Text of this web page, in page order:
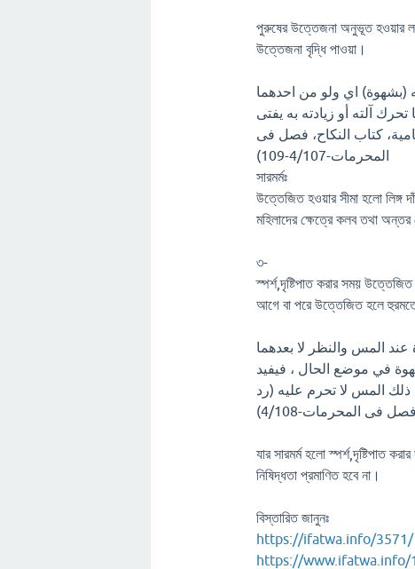
পুরুষের উত্তেজনা অনুভূত হওয়ার
উত্তেজনা বৃদ্ধি পাওয়া।
آلته أو زيادته به يفتى
كتاب النكاح، فصل فى
সারমর্মঃ
উত্তেজিত হওয়ার সীমা হলো লিঙ্গ
মহিলাদের ক্ষেত্রে কলব তথা
৩-
স্পর্শ,দৃষ্টিপাত করার সময়
আগে বা পরে উত্তেজিত হলে
عند المس والنظر لا بعدهما
في موضع الحال ، فيفيد
المس لا تحرم عليه (رد
فى المحرمات-4/108)
যার সারমর্ম হলো স্পর্শ,দৃষ্টিপাত
নিষিদ্ধতা প্রমাণিত হবে না।
বিস্তারিত জানুনঃ
https://ifatwa.info/3571/
https://www.ifatwa.info/